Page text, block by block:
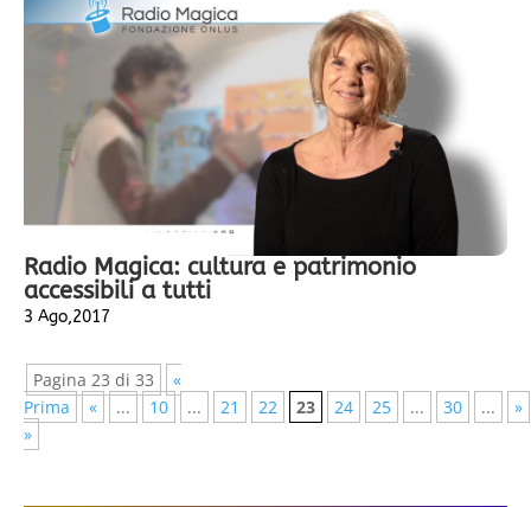
Radio Magica: cultura e patrimonio
accessibili a tutti
3 Ago,2017
Pagina 23 di 33
«
Prima
« ... 10 ... 21 22 23 24 25 ... 30 ...
»
»